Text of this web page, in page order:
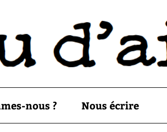
nous ? Nous écrire